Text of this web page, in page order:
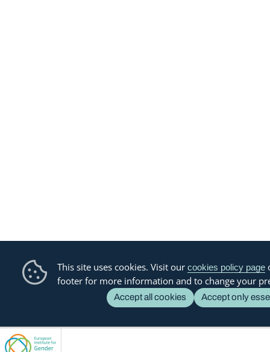
This site uses cookies. Visit our cookies policy page
footer for more information and to change your
Accept all cookies Accept only